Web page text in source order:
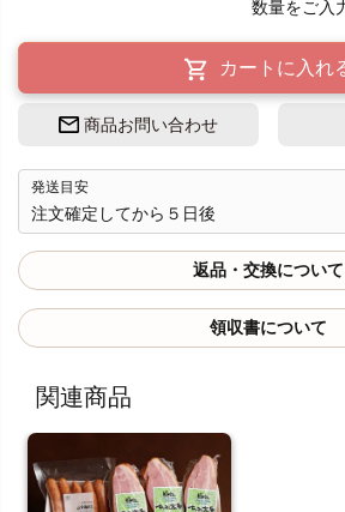
カートに入れ
商品お問い合わせ
発送目安
注文確定してから５日後
返品・交換について
領収書について
関連商品